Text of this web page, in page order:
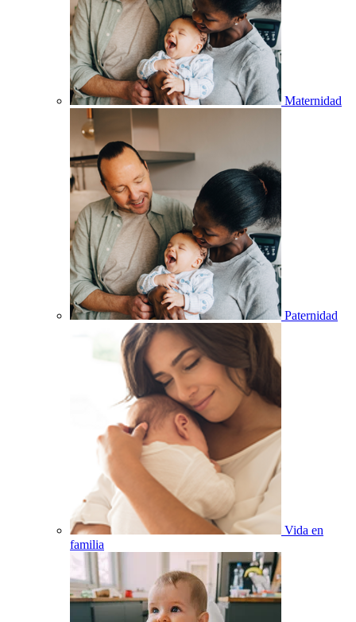
Maternidad
Paternidad
Vida en
familia